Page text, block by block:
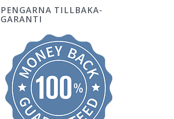
PENGARNA TILLBAKA-
GARANTI